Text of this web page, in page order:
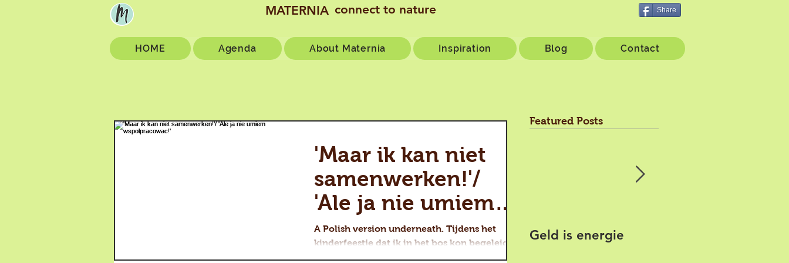
MATERNIA connect to nature Share
HOME Agenda About Maternia Inspiration Blog Contact
'Maar ik kan niet
samenwerken!'/
'Ale ja nie umiem
wspolpracowac!'
A Polish version underneath. Tijdens het
kinderfeestje dat ik in het bos kon begeleiden
Featured Posts
Geld is energie